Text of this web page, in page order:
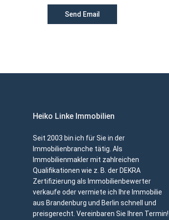
Heiko Linke Immobilien
Seit 2003 bin ich für Sie in der
Immobilienbranche tätig. Als
Immobilienmakler mit zahlreichen
Qualifikationen wie z. B. der DEKRA
Zertifizierung als Immobilienbewerter
verkaufe oder vermiete ich Ihre Immobilie
aus Brandenburg und Berlin schnell und
preisgerecht. Vereinbaren Sie Ihren Termin!